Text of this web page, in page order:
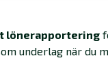
lönerapportering
underlag när du